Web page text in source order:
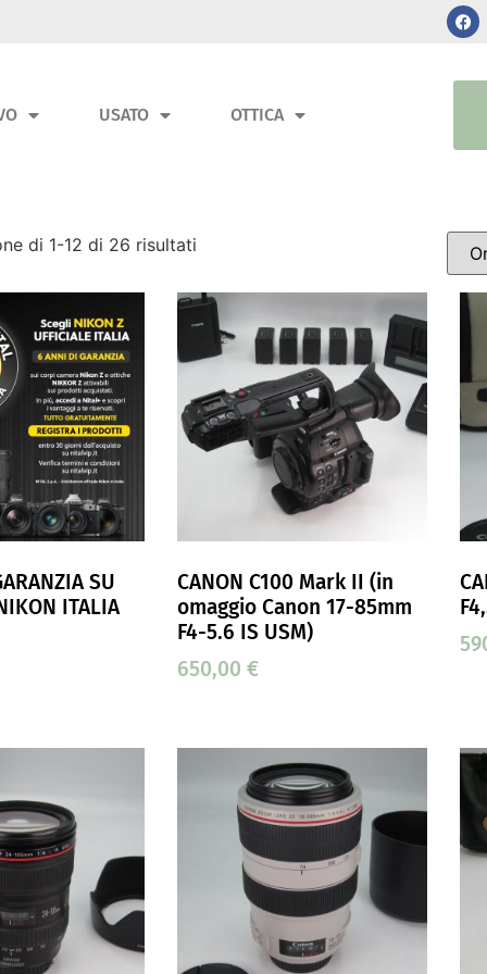
USATO OTTICA
di 1-12 di 26 risultati
SU
ITALIA
CANON C100 Mark II (in
omaggio Canon 17-85mm
F4-5.6 IS USM)
650,00€